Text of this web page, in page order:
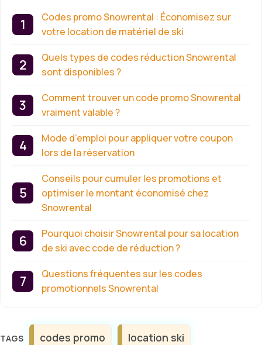
Codes promo Snowrental : Économisez sur
votre location de matériel de ski
Quels types de codes réduction Snowrental
sont disponibles ?
Comment trouver un code promo Snowrental
vraiment valable ?
Mode d’emploi pour appliquer votre coupon
lors de la réservation
Conseils pour cumuler les promotions et
optimiser le montant économisé chez
Snowrental
Pourquoi choisir Snowrental pour sa location
de ski avec code de réduction ?
Questions fréquentes sur les codes
promotionnels Snowrental
Étiquettes
codes promo location ski